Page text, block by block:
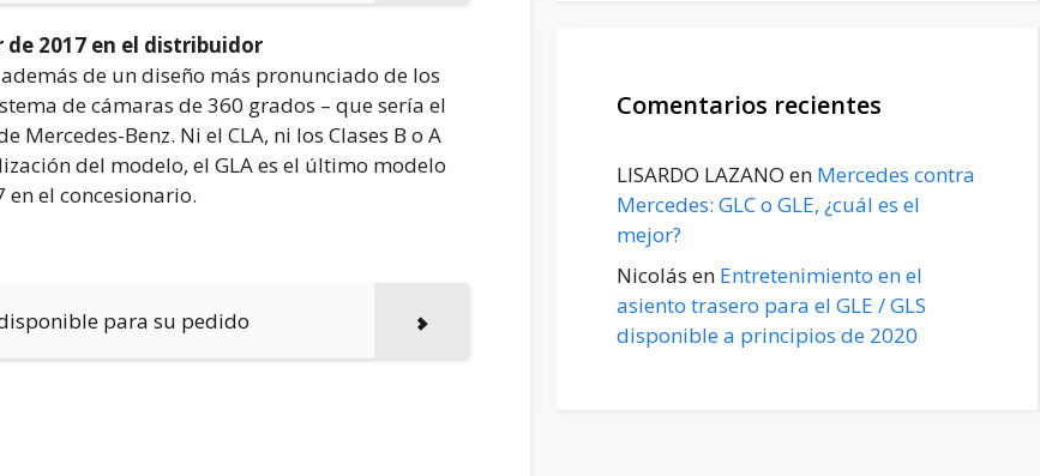
2017 en el distribuidor
de un diseño más pronunciado de los
de cámaras de 360 grados – que sería el
Benz. Ni el CLA, ni los Clases B o A
del modelo, el GLA es el último modelo
el concesionario.
para su pedido
Comentarios recientes
LISARDO LAZANO en Mercedes contra
Mercedes: GLC o GLE, ¿cuál es el
mejor?
Nicolás en Entretenimiento en el
asiento trasero para el GLE / GLS
disponible a principios de 2020